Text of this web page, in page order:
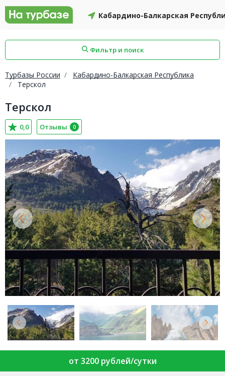
Кабардино-Балкарская
Фильтр и поиск
Турбазы России
Кабардино-Балкарская Республика
Терскол
Терскол
0,0 Отзывы 0
от 3200 рублей/сутки
Смоленский район
Красноборский район
Онежский район
Северодвинск Устьянский район